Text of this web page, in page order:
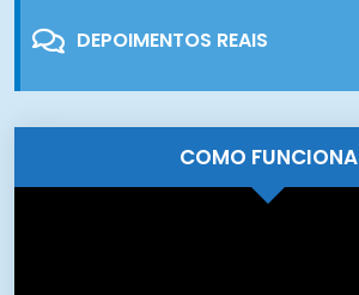
DEPOIMENTOS REAIS
COMO FUNCIONA